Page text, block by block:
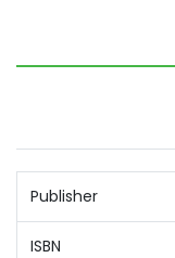
Publisher
ISBN